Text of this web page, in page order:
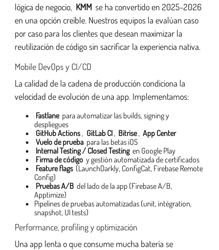
lógica de negocio, KMM se ha convertido en 2025-2026
en una opción creíble. Nuestros equipos la evalúan caso
por caso para los clientes que desean maximizar la
reutilización de código sin sacrificar la experiencia nativa.
Mobile DevOps y CI/CD
La calidad de la cadena de producción condiciona la
velocidad de evolución de una app. Implementamos:
Fastlane para automatizar las builds, signing y
despliegues
GitHub Actions, GitLab CI, Bitrise, App Center
Vuelo de prueba para las betas iOS
Internal Testing / Closed Testing en Google Play
Firma de código y gestión automatizada de certificados
Feature flags (LaunchDarkly, ConfigCat, Firebase Remote
Config)
Pruebas A/B del lado de la app (Firebase A/B,
Apptimize)
Pipelines de pruebas automatizadas (unit, intégration,
snapshot, UI tests)
Performance, profiling y optimización
Una app lenta o que consume mucha batería se